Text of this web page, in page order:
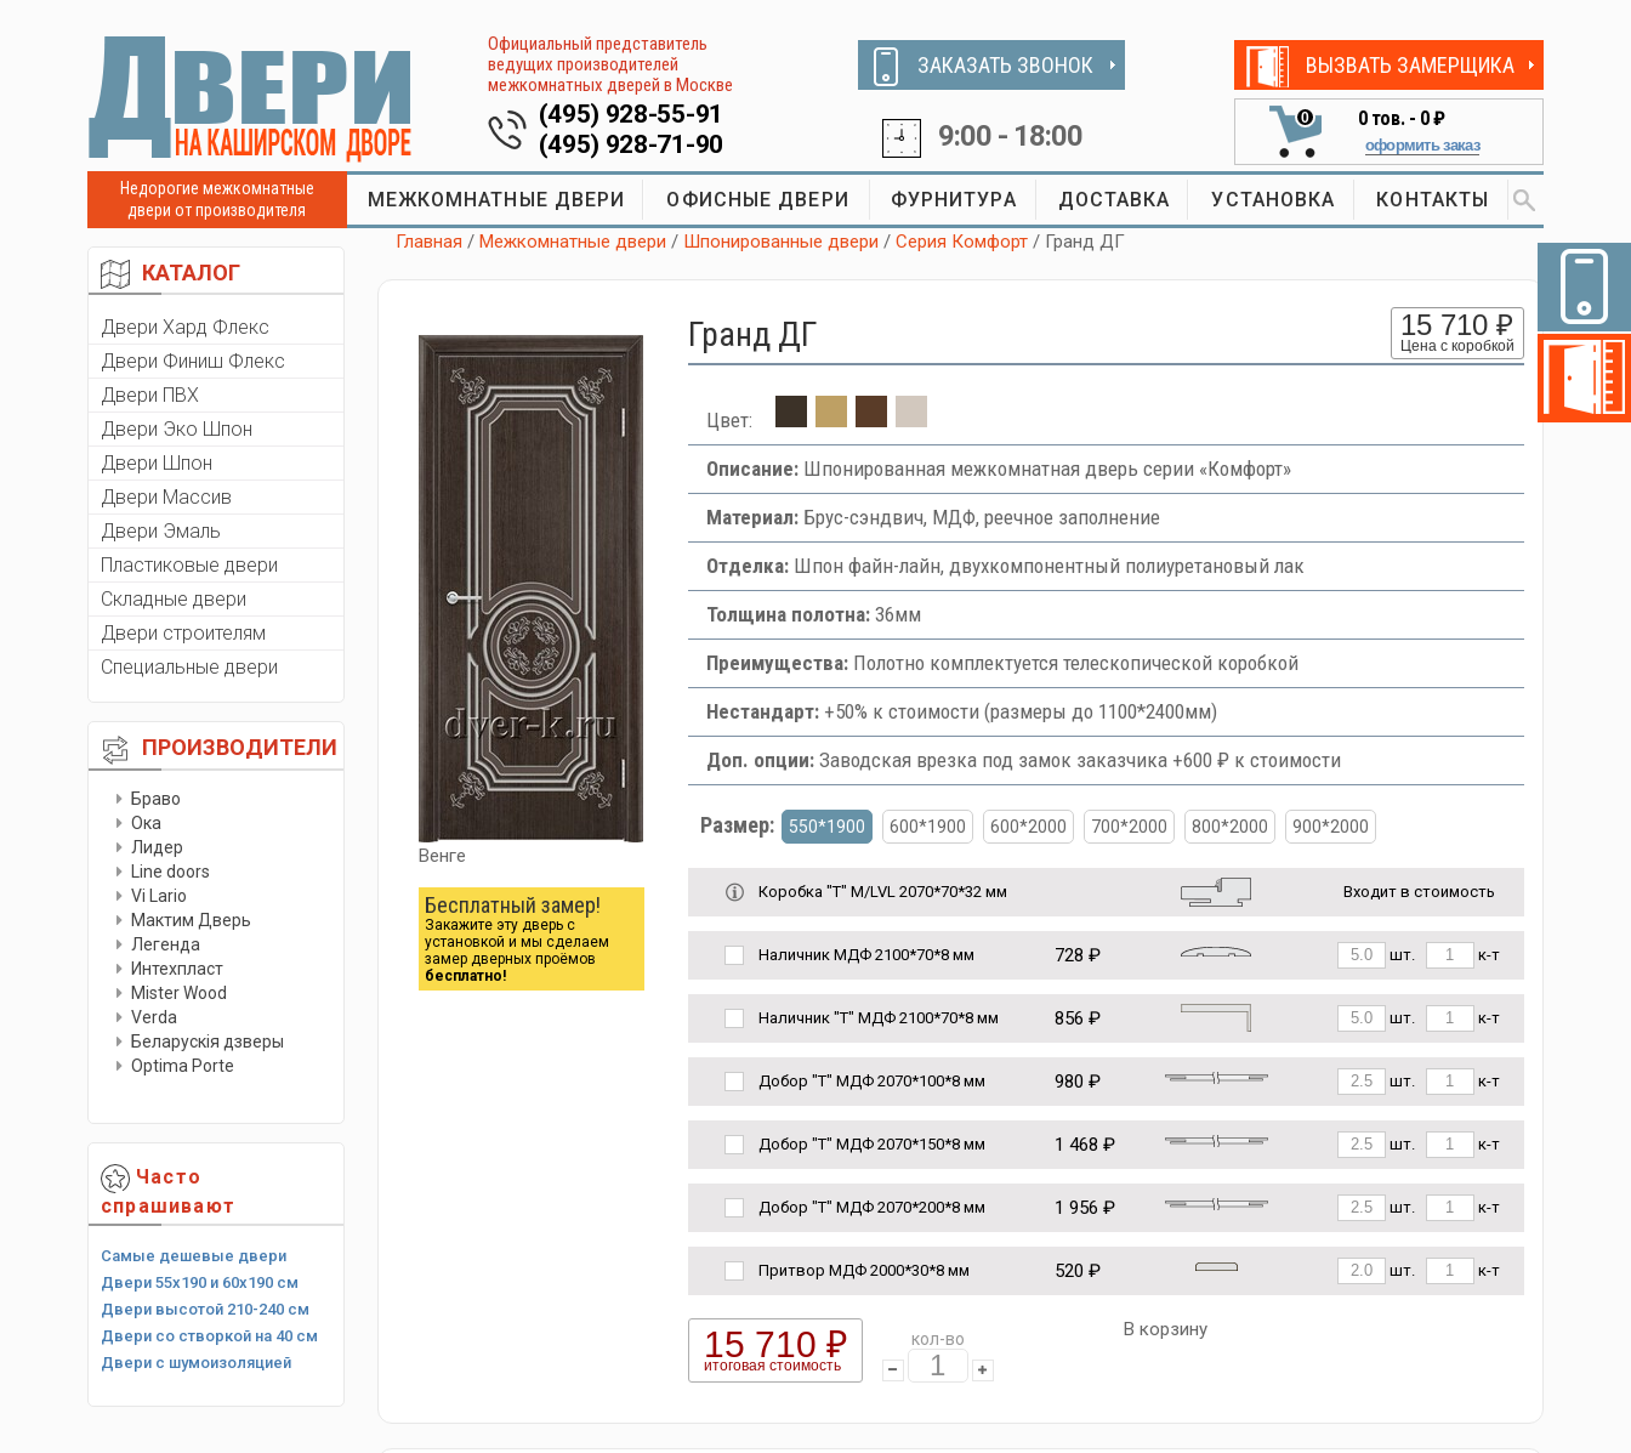
Официальный представитель
ведущих производителей
межкомнатных дверей в Москве
(495) 928-55-91
(495) 928-71-90
ЗАКАЗАТЬ ЗВОНОК
9:00 - 18:00
ВЫЗВАТЬ ЗАМЕРЩИКА
0 0тов. - 0 ₽
оформить заказ
Недорогие межкомнатные
двери от производителя
МЕЖКОМНАТНЫЕ ДВЕРИ ОФИСНЫЕ ДВЕРИ ФУРНИТУРА ДОСТАВКА УСТАНОВКА КОНТАКТЫ
КАТАЛОГ
Двери Хард Флекс
Двери Финиш Флекс
Двери ПВХ
Двери Эко Шпон
Двери Шпон
Двери Массив
Двери Эмаль
Пластиковые двери
Складные двери
Двери строителям
Специальные двери
ПРОИЗВОДИТЕЛИ
Браво
Ока
Лидер
Line doors
Vi Lario
Мактим Дверь
Легенда
Интехпласт
Мister Wood
Verda
Беларускiя дзверы
Optima Porte
Часто
спрашивают
Самые дешевые двери
Двери 55х190 и 60х190 см
Двери высотой 210-240 см
Двери со створкой на 40 см
Двери с шумоизоляцией
Главная /Межкомнатные двери / Шпонированные двери /Серия Комфорт / Гранд ДГ
Венге
Бесплатный замер!
Закажите эту дверь с
установкой и мы сделаем
замер дверных проёмов
бесплатно!
Гранд ДГ 15 710 ₽
Цена с коробкой
Цвет:
Описание:Шпонированная межкомнатная дверь серии «Комфорт»
Материал:Брус-сэндвич, МДФ, реечное заполнение
Отделка:Шпон файн-лайн, двухкомпонентный полиуретановый лак
Толщина полотна:36мм
Преимущества:Полотно комплектуется телескопической коробкой
Нестандарт:+50% к стоимости (размеры до 1100*2400мм)
Доп. опции:Заводская врезка под замок заказчика +600 ₽ к стоимости
Размер: 550*1900 600*1900 600*2000 700*2000 800*2000 900*2000
Коробка "Т" M/LVL 2070*70*32 мм Входит в стоимость
Наличник МДФ 2100*70*8 мм 728 ₽ шт. к-т
Наличник "Т" МДФ 2100*70*8 мм 856 ₽ шт. к-т
Добор "Т" МДФ 2070*100*8 мм 980 ₽ шт. к-т
Добор "Т" МДФ 2070*150*8 мм 1 468 ₽ шт. к-т
Добор "Т" МДФ 2070*200*8 мм 1 956 ₽ шт. к-т
Притвор МДФ 2000*30*8 мм 520 ₽ шт. к-т
15 710 ₽
итоговая стоимость
кол-во В корзину